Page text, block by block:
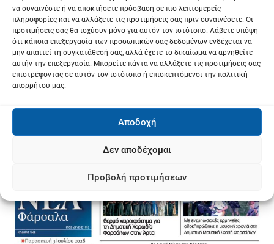
να συναινέστε ή να αποκτήσετε πρόσβαση σε πιο λεπτομερείς
πληροφορίες και να αλλάξετε τις προτιμήσεις σας πριν συναινέσετε. Οι
προτιμήσεις σας θα ισχύουν μόνο για αυτόν τον ιστότοπο. Λάβετε υπόψη
ότι κάποια επεξεργασία των προσωπικών σας δεδομένων ενδέχεται να
μην απαιτεί τη συγκατάθεσή σας, αλλά έχετε το δικαίωμα να αρνηθείτε
αυτήν την επεξεργασία. Μπορείτε πάντα να αλλάξετε τις προτιμήσεις σας
επιστρέφοντας σε αυτόν τον ιστότοπο ή επισκεπτόμενοι την πολιτική
απορρήτου μας.
Αποδοχή
Δεν αποδέχομαι
Προβολή προτιμήσεων